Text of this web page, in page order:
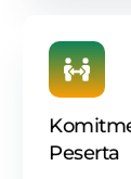
Peserta